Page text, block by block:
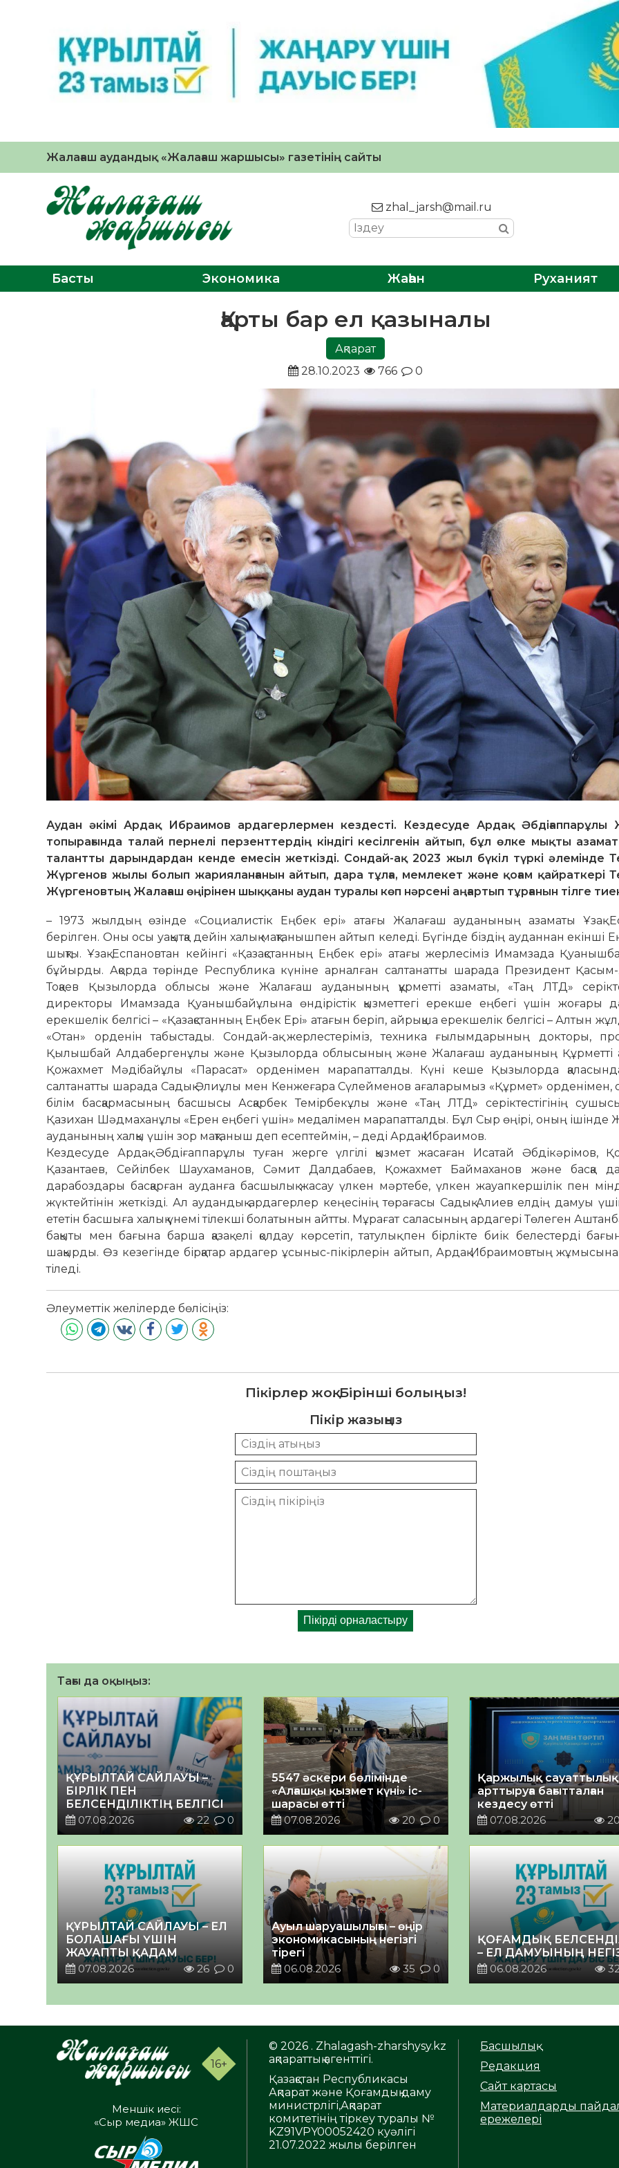
Жалағаш аудандық «Жалағаш жаршысы» газетінің сайты
zhal_jarsh@mail.ru
Басты Экономика Жаһан Руханият
Қарты бар ел қазыналы
Ақпарат
28.10.2023
766 0
Аудан әкімі Ардақ Ибраимов ардагерлермен кездесті. Кездесуде Ардақ Әбдіғаппарұлы
топырағында талай пернелі перзенттердің кіндігі кесілгенін айтып, бұл өлке мықты
талантты дарындардан кенде емесін жеткізді. Сондай-ақ 2023 жыл бүкіл түркі әлемінде
Жүргенов жылы болып жарияланғанын айтып, дара тұлға, мемлекет және қоғам қайраткері
Жүргеновтың Жалағаш өңірінен шыққаны аудан туралы көп нәрсені аңғартып тұрғанын тілге
– 1973 жылдың өзінде «Социалистік Еңбек ері» атағы Жа­лағаш ауданының азаматы Ұзақ
берілген. Оны осы уақытқа дейін халық мақтанышпен айтып келеді. Бүгінде біздің ауданнан екінші
шықты. Ұзақ Еспановтан кейінгі «Қазақстанның Еңбек ері» атағы жерлесіміз Имам­зада
бұйырды. Ақорда төрінде Рес­публика күніне арналған салтанатты шарада Президент
Тоқаев Қызылорда облысы және Жалағаш ауданының құрметті азаматы, «Таң ЛТД»
директоры Имамзада Қуанышбайұлына өндірістік қызметтегі ерекше еңбегі үшін жоғары
ерекшелік белгісі – «Қазақстанның Еңбек Ері» атағын беріп, айрықша ерекшелік белгісі – Алтын
«Отан» орденін табыстады. Сондай-ақ жерлестеріміз, техника ғылымдарының докторы,
Қылышбай Алдабергенұлы және Қызылорда облысының және Жалағаш ауданының Құрметті
Қожахмет Мәдібайұлы «Парасат» орденімен марапатталды. Күні кеше Қызылорда
салтанатты шарада Садық Әлиұлы мен Кенжеғара Сүлейменов ағаларымыз «Құрмет» орденімен,
білім басқармасының басшысы Асқарбек Темірбекұлы және «Таң ЛТД» серік­тес­тігінің
Қазихан Шәдмаханұлы «Ерен еңбегі үшін» медалімен марапатталды. Бұл Сыр өңірі, оның ішінде
ауданының халқы үшін зор мақтаныш деп есептеймін, – деді Ардақ Ибраимов.
Кездесуде Ардақ Әбдіғаппарұлы туған жерге үлгілі қызмет жасаған Исатай Әбдікәрімов,
Қазантаев, Сейілбек Шаухаманов, Сәмит Далдабаев, Қожахмет Баймаханов және басқа
дарабоздары басқарған ауданға басшылық жасау үлкен мәртебе, үлкен жауапкершілік пен
жүктейтінін жеткізді. Ал аудандық ардагерлер кеңесінің төрағасы Садық Алиев елдің дамуы
ететін басшыға халық үнемі тілекші болатынын айтты. Мұрағат саласының ардагері Төлеген
бақыты мен бағына барша қазақ елі қолдау көрсетіп, татулық пен бірлікте биік белестерді
шақырды. Өз кезегінде бірқатар ардагер ұсыныс-пікірлерін айтып, Ардақ Ибраимовтың жұмысына
тіледі.
Әлеуметтік желілерде бөлісіңіз:
Пікірлер жоқ. Бірінші болыңыз!
Пікір жазыңыз
Тағы да оқыңыз:
ҚҰРЫЛТАЙ САЙЛАУЫ –
БІРЛІК ПЕН
БЕЛСЕНДІЛІКТІҢ БЕЛГІСІ
07.08.2026
22 0
5547 әскери бөлімінде
«Алғашқы қызмет күні» іс-
шарасы өтті
07.08.2026
20 0
Қаржылық
арттыруға бағытталған
кездесу өтті
07.08.2026
ҚҰРЫЛТАЙ САЙЛАУЫ – ЕЛ
БОЛАШАҒЫ ҮШІН
ЖАУАПТЫ ҚАДАМ
07.08.2026
26 0
Ауыл шаруашылығы – өңір
экономикасының негізгі
тірегі
06.08.2026
35 0
ҚОҒАМДЫҚ
– ЕЛ ДАМУЫНЫҢ
06.08.2026
32
16+
Меншік иесі:
«Сыр медиа» ЖШС
© 2026 . Zhalagash-zharshysy.kz
ақпараттық агенттігі.
Қазақстан Республикасы
Ақпарат және Қоғамдық даму
министрлігі,Ақпарат
комитетінің тіркеу туралы №
KZ91VPY00052420 куәлігі
21.07.2022 жылы берілген
Басшылық
Редакция
Сайт картасы
Материалдарды
ережелері